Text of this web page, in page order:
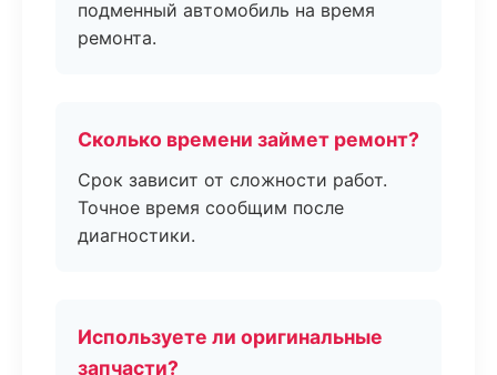
подменный автомобиль на время
ремонта.
Сколько времени займет ремонт?
Срок зависит от сложности работ.
Точное время сообщим после
диагностики.
Используете ли оригинальные
запчасти?